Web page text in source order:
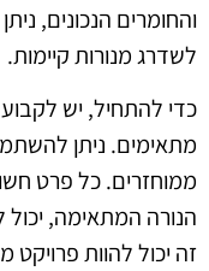
והחומרים הנכונים,
לשדרג מנורות קיימות.
כדי להתחיל, יש לקבוע
מתאימים. ניתן
ממוחזרים. כל פרט
הנורה המתאימה,
זה יכול להוות